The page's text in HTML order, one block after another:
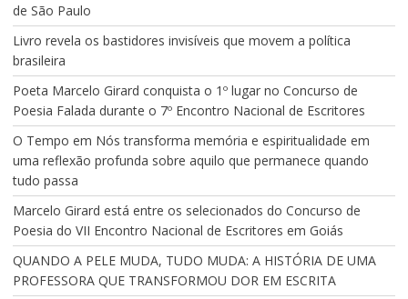
de São Paulo
Livro revela os bastidores invisíveis que movem a política
brasileira
Poeta Marcelo Girard conquista o 1º lugar no Concurso de
Poesia Falada durante o 7º Encontro Nacional de Escritores
O Tempo em Nós transforma memória e espiritualidade em
uma reflexão profunda sobre aquilo que permanece quando
tudo passa
Marcelo Girard está entre os selecionados do Concurso de
Poesia do VII Encontro Nacional de Escritores em Goiás
QUANDO A PELE MUDA, TUDO MUDA: A HISTÓRIA DE UMA
PROFESSORA QUE TRANSFORMOU DOR EM ESCRITA